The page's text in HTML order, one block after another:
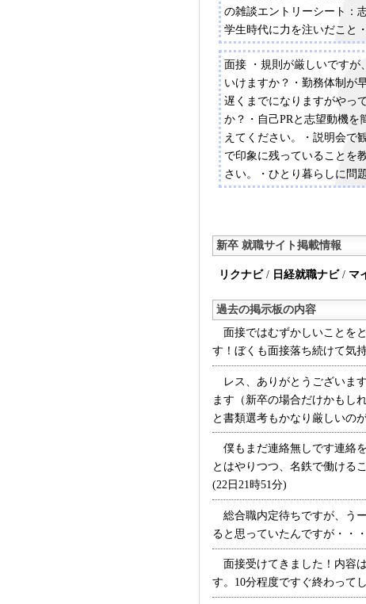
の雑談エントリーシート：
学生時代に力を注いだこと
PR（各200文字）説明会当
面接 ・規則が厳しいですが
いけますか？・勤務体制が
遅くまでになりますがやっ
か？・自己PRと志望動機を
えてください。・説明会で
で印象に残っていることを
さい。・ひとり暮らしに問
新卒 就職サイト掲載情報
リクナビ/ 日経就職ナビ/ マ
過去の掲示板の内容
面接ではむずかしいことを
す！ぼくも面接落ち続けて気
レス、ありがとうございま
ます（新卒の場合だけかもし
と書類選考もかなり厳しいの
僕もまだ連絡無しです連絡
とはやりつつ、名鉄で働ける
(22日21時51分)
総合職内定待ちですが、う
ると思っていたんですが・・
面接受けてきました！内容
す。10分程度ですぐ終わって